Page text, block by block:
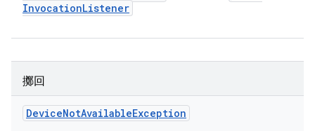
InvocationListener
擲回
DeviceNotAvailableException